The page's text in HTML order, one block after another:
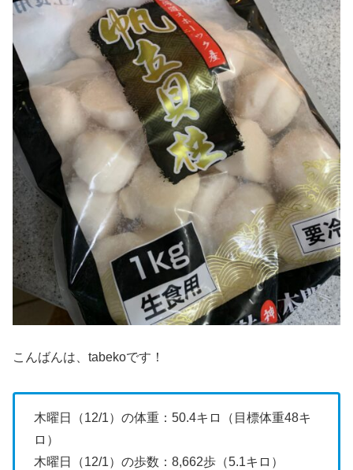
こんばんは、tabekoです！
木曜日（12/1）の体重：50.4キロ（目標体重48キ
ロ）
木曜日（12/1）の歩数：8,662歩（5.1キロ）